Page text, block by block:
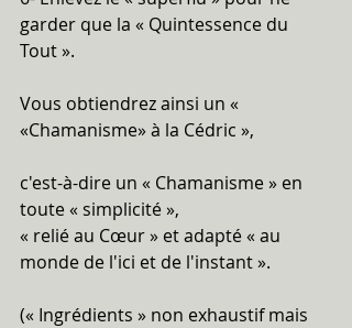
garder que la « Quintessence du
Tout ».
Vous obtiendrez ainsi un «
«Chamanisme» à la Cédric »,
c'est-à-dire un « Chamanisme » en
toute « simplicité »,
« relié au Cœur » et adapté « au
monde de l'ici et de l'instant ».
(« Ingrédients » non exhaustif mais